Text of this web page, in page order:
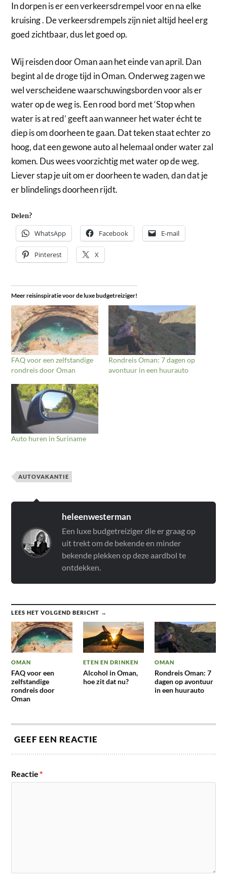
In dorpen is er een verkeersdrempel voor en na elke
kruising . De verkeersdrempels zijn niet altijd heel erg
goed zichtbaar, dus let goed op.
Wij reisden door Oman aan het einde van april. Dan
begint al de droge tijd in Oman. Onderweg zagen we
wel verscheidene waarschuwingsborden voor als er
water op de weg is. Een rood bord met ‘Stop when
water is at red’ geeft aan wanneer het water écht te
diep is om doorheen te gaan. Dat teken staat echter zo
hoog, dat een gewone auto al helemaal onder water zal
komen. Dus wees voorzichtig met water op de weg.
Liever stap je uit om er doorheen te waden, dan dat je
er blindelings doorheen rijdt.
Delen?
WhatsApp Facebook E-mail
Pinterest X
Meer reisinspiratie voor de luxe budgetreiziger!
FAQ voor een zelfstandige
rondreis door Oman
Rondreis Oman: 7 dagen op
avontuur in een huurauto
Auto huren in Suriname
AUTOVAKANTIE
heleenwesterman
Een luxe budgetreiziger die er graag op
uit trekt om de bekende en minder
bekende plekken op deze aardbol te
ontdekken.
LEES HET VOLGEND BERICHT →
OMAN
FAQ voor een
zelfstandige
rondreis door
Oman
ETEN EN DRINKEN
Alcohol in Oman,
hoe zit dat nu?
OMAN
Rondreis Oman: 7
dagen op avontuur
in een huurauto
GEEF EEN REACTIE
Reactie*